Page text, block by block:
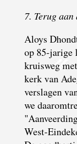
7. Terug aan
Aloys
op 85-
kruisweg
kerk van
verslagen
we
West-